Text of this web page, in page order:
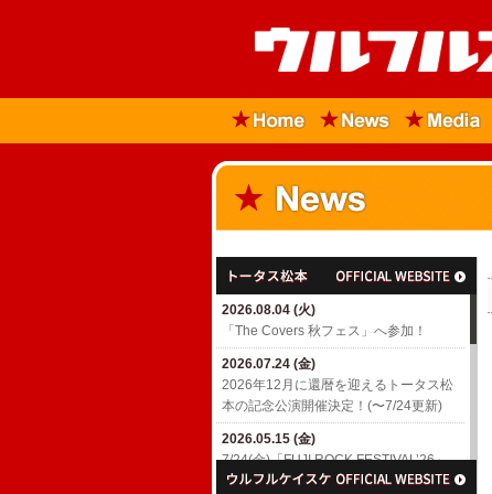
2026.08.04 (火)
「The Covers 秋フェス」へ参加！
2026.07.24 (金)
2026年12月に還暦を迎えるトータス松
本の記念公演開催決定！(〜7/24更新)
2026.05.15 (金)
7/24(金)「FUJI ROCK FESTIVAL’26」
出演決定！